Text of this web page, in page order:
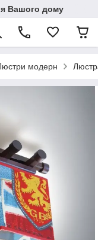
Вашого дому
модерн